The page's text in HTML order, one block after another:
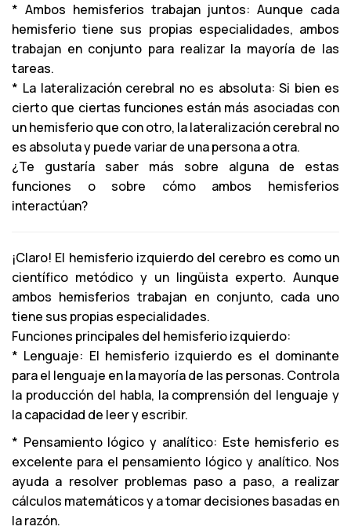
* Ambos hemisferios trabajan juntos: Aunque cada
hemisferio tiene sus propias especialidades, ambos
trabajan en conjunto para realizar la mayoría de las
tareas.
* La lateralización cerebral no es absoluta: Si bien es
cierto que ciertas funciones están más asociadas con
un hemisferio que con otro, la lateralización cerebral no
es absoluta y puede variar de una persona a otra.
¿Te gustaría saber más sobre alguna de estas
funciones o sobre cómo ambos hemisferios
interactúan?
¡Claro! El hemisferio izquierdo del cerebro es como un
científico metódico y un lingüista experto. Aunque
ambos hemisferios trabajan en conjunto, cada uno
tiene sus propias especialidades.
Funciones principales del hemisferio izquierdo:
* Lenguaje: El hemisferio izquierdo es el dominante
para el lenguaje en la mayoría de las personas. Controla
la producción del habla, la comprensión del lenguaje y
la capacidad de leer y escribir.
* Pensamiento lógico y analítico: Este hemisferio es
excelente para el pensamiento lógico y analítico. Nos
ayuda a resolver problemas paso a paso, a realizar
cálculos matemáticos y a tomar decisiones basadas en
la razón.